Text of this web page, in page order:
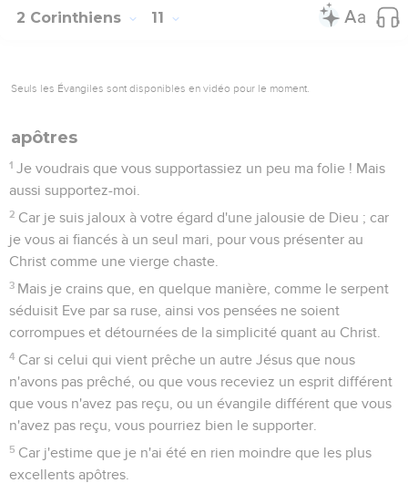
2 Corinthiens 11
Seuls les Évangiles sont disponibles en vidéo pour le moment.
apôtres
1 Je voudrais que vous supportassiez un peu ma folie ! Mais
aussi supportez-moi.
2 Car je suis jaloux à votre égard d'une jalousie de Dieu ; car
je vous ai fiancés à un seul mari, pour vous présenter au
Christ comme une vierge chaste.
3 Mais je crains que, en quelque manière, comme le serpent
séduisit Eve par sa ruse, ainsi vos pensées ne soient
corrompues et détournées de la simplicité quant au Christ.
4 Car si celui qui vient prêche un autre Jésus que nous
n'avons pas prêché, ou que vous receviez un esprit différent
que vous n'avez pas reçu, ou un évangile différent que vous
n'avez pas reçu, vous pourriez bien le supporter.
5 Car j'estime que je n'ai été en rien moindre que les plus
excellents apôtres.